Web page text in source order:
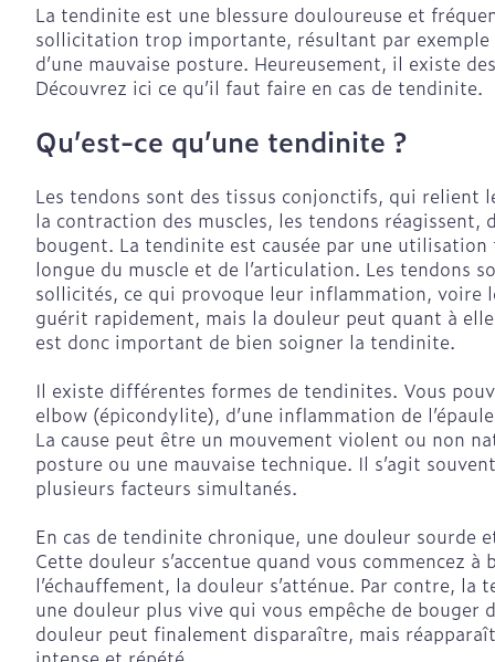
Peignes -
cheveux
Irritation du
- cheveux
Produits
Soins des
Afficher plus
Bouche
Brosses à
électriques
Accessoires
dentaire
Prothèses
Afficher plus
Régime, alimentation
& vitamines
Afficher le sous-menu
Réducteur
Ventre plat
Afficher plus
Afficher le sous-menu
Allaitement
Soins du corps
compléments
nutritionnels
Afficher plus
Afficher le sous-menu
Ronflements
Naturopathie
Afficher le sous-menu pour
Huiles
Complexe -
Oligo-éléments
Huiles
Soins à domicile et
premiers soins
Afficher le sous-menu
Lunettes
Soins des
Feutre
Gants
Cicatrisants
Brûlures
Afficher plus
Diabète
Glucomètre
Afficher le sous-menu pour
d'insectes
Anti Insectes
Pince tiques
Pigeons et
Puces et
Bouche,
Médicaments
Afficher le sous-menu pour
Antiacides
Foie,
pancréas
Laxatifs
Afficher plus
Peau
Désinfecter
Boutons de
antiviraux
Anti-
Jambes
Tablettes
La tendinite est une blessure douloureuse et
sollicitation trop importante, résultant par exemple
d’une mauvaise posture. Heureusement, il existe
Découvrez ici ce qu’il faut faire en cas de tendinite.
Qu’est-ce qu’une tendinite ?
Les tendons sont des tissus conjonctifs, qui relient
la contraction des muscles, les tendons réagissent,
bougent. La tendinite est causée par une
longue du muscle et de l’articulation. Les tendons
sollicités, ce qui provoque leur inflammation, voire
guérit rapidement, mais la douleur peut quant à
est donc important de bien soigner la tendinite.
Il existe différentes formes de tendinites. Vous
elbow (épicondylite), d’une inflammation de
La cause peut être un mouvement violent ou non
posture ou une mauvaise technique. Il s’agit
plusieurs facteurs simultanés.
En cas de tendinite chronique, une douleur sourde
Cette douleur s’accentue quand vous commencez à
l’échauffement, la douleur s’atténue. Par contre, la
une douleur plus vive qui vous empêche de bouger
douleur peut finalement disparaître, mais